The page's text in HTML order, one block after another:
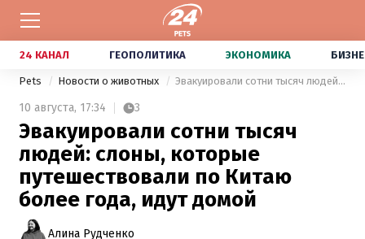
24 КАНАЛ ГЕОПОЛИТИКА ЭКОНОМИКА
Pets Новости о животных Эвакуировали сотни тысяч людей: слоны, которые путешествовали по Китаю более года, идут домой
10 августа, 17:34 3
Эвакуировали сотни тысяч
людей: слоны, которые
путешествовали по Китаю
более года, идут домой
Алина Рудченко